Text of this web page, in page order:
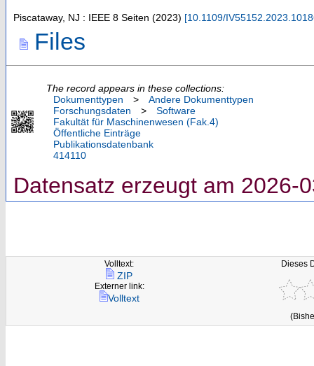
Piscataway, NJ : IEEE 8 Seiten (2023) [10.1109/
Files
The record appears in these collections:
Dokumenttypen
>
Andere Dokumenttypen
Forschungsdaten
>
Software
Fakultät für Maschinenwesen (Fak.4)
Öffentliche Einträge
Publikationsdatenbank
414110
Datensatz erzeugt am 2026-
Volltext:
ZIP
Externer link:
Volltext
Dieses